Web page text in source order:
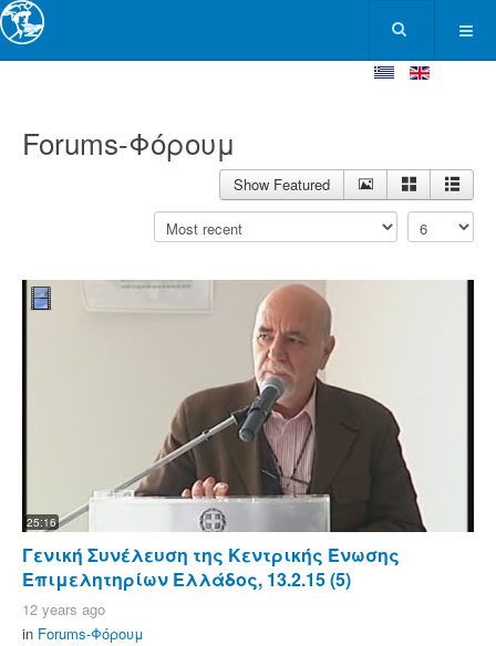
Forums-Φόρουμ
Show Featured
25:16
Γενική Συνέλευση της Κεντρικής Ένωσης
Επιμελητηρίων Ελλάδος, 13.2.15 (5)
12 years ago
in Forums-Φόρουμ